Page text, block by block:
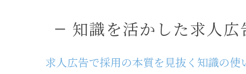
採
知識を活かした求人広
求人広告で採用の本質を見抜く知識の使